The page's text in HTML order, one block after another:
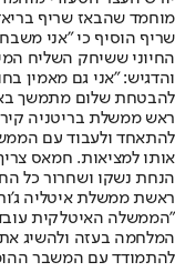
מוחמד שהבאז שריף
שריף הוסיף כי ״אני
החיוני ששיחק השליח
והדגיש: ״אני גם מאמין
להבטחת שלום מתמשך
ראש ממשלת בריטניה קיר
להתאחד ולעבוד עם
אותו למציאות. חמאס
הנחת נשקו ושחרור כל
ראשת ממשלת איטליה
״הממשלה האיטלקית
המלחמה בעזה ולהשיג את
להתמודד עם המשבר